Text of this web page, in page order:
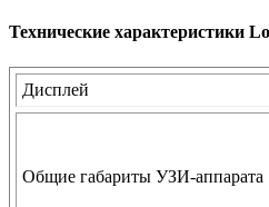
Технические характеристики
Дисплей
Общие габариты УЗИ-аппарата